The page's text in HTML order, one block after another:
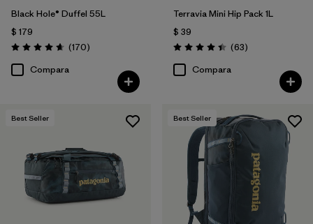
Filtrar por
Volume
Filtrar por
Gender
Black Hole® Duffel 55L
$ 179
Valoración: 4.6 / 5
(170Comentarios
)
Compara
Terravia Mini Hip Pack 1L
$ 39
Valoración: 4.4 / 5
(63Comentarios
)
Compara
Best Seller Best Seller